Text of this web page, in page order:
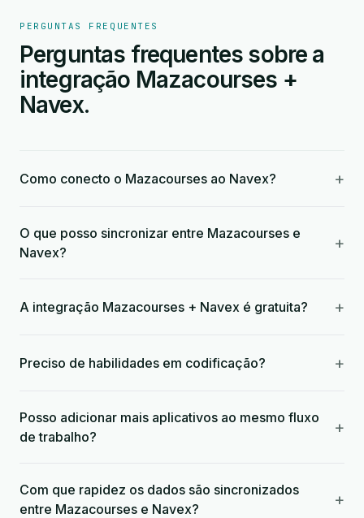
PERGUNTAS FREQUENTES
Perguntas frequentes sobre a
integração Mazacourses +
Navex.
Como conecto o Mazacourses ao Navex? +
O que posso sincronizar entre Mazacourses e
Navex?
+
A integração Mazacourses + Navex é gratuita? +
Preciso de habilidades em codificação? +
Posso adicionar mais aplicativos ao mesmo fluxo
de trabalho?
+
Com que rapidez os dados são sincronizados
entre Mazacourses e Navex?
+